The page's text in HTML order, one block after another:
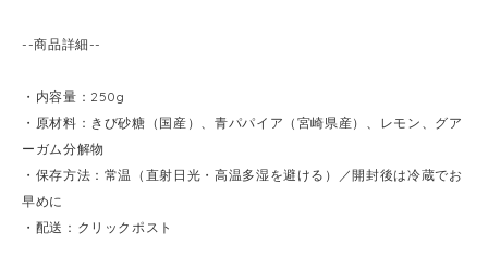
--商品詳細--
・内容量：250g
・原材料：きび砂糖（国産）、青パパイア（宮崎県産）、レモン、グア
ーガム分解物
・保存方法：常温（直射日光・高温多湿を避ける）／開封後は冷蔵でお
早めに
・配送：クリックポスト